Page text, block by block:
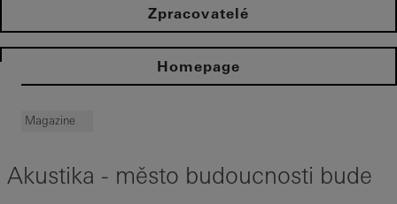
Zpracovatelé
Homepage
Magazine
Akustika - město budoucnosti bude